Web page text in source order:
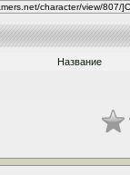
Название